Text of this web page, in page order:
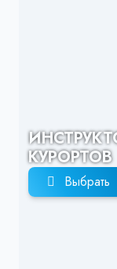
КУРОРТОВ
Выбрать